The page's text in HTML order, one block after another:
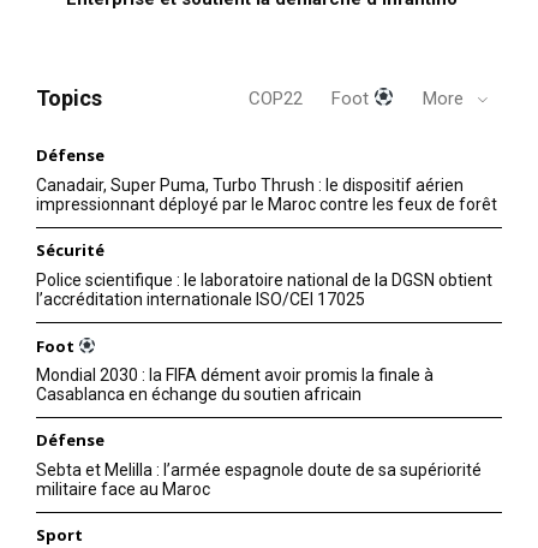
le1.ma
l'information
Topics COP22 Foot More
Défense
Canadair, Super Puma, Turbo Thrush : le dispositif aérien
impressionnant déployé par le Maroc contre les feux de forêt
Sécurité
Police scientifique : le laboratoire national de la DGSN obtient
l’accréditation internationale ISO/CEI 17025
Foot
Mondial 2030 : la FIFA dément avoir promis la finale à
Casablanca en échange du soutien africain
Défense
Sebta et Melilla : l’armée espagnole doute de sa supériorité
militaire face au Maroc
Sport